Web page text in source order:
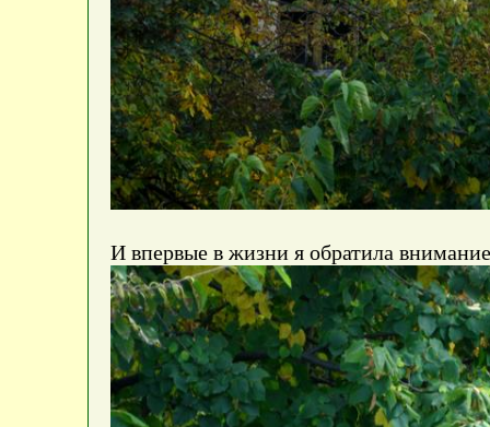
И впервые в жизни я обратила